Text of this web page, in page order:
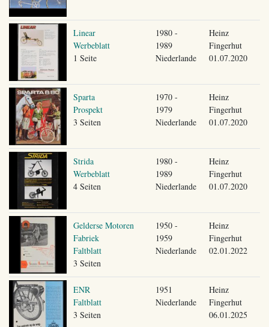
Linear
Werbeblatt
1 Seite
1980 -
1989
Niederlande
Heinz
Fingerhut
01.07.2020
Sparta
Prospekt
3 Seiten
1970 -
1979
Niederlande
Heinz
Fingerhut
01.07.2020
Strida
Werbeblatt
4 Seiten
1980 -
1989
Niederlande
Heinz
Fingerhut
01.07.2020
Gelderse Motoren
Fabriek
Faltblatt
3 Seiten
1950 -
1959
Niederlande
Heinz
Fingerhut
02.01.2022
ENR
Faltblatt
3 Seiten
1951
Niederlande
Heinz
Fingerhut
06.01.2025